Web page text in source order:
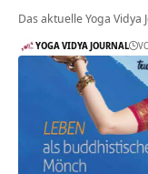
Das aktuelle Yoga
YOGA VIDYA JOURNAL